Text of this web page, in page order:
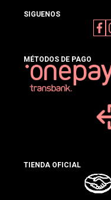
SIGUENOS
MÉTODOS DE PAGO
TIENDA OFICIAL